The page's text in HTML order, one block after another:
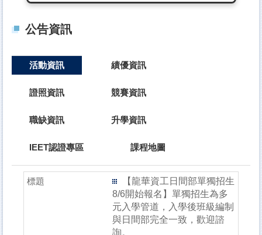
公告資訊
活動資訊 績優資訊
證照資訊 競賽資訊
職缺資訊 升學資訊
IEET認證專區 課程地圖
【龍華資工日間部單獨招生
8/6開始報名】單獨招生為多
元入學管道，入學後班級編制
與日間部完全一致，歡迎諮
詢。